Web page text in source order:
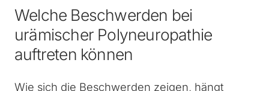
Welche Beschwerden bei
urämischer Polyneuropathie
auftreten können
Wie sich die Beschwerden zeigen, hängt